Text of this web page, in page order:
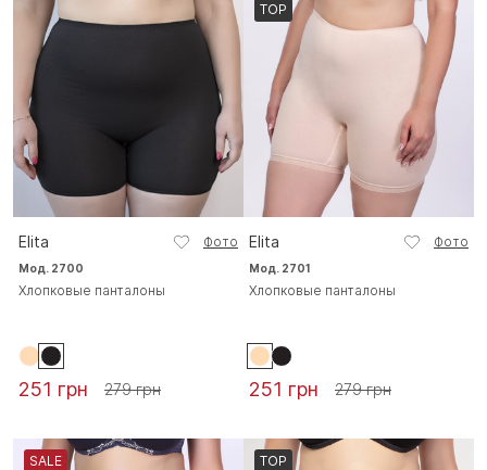
Elita Фото
Мод. 2700
Хлопковые панталоны
251 грн 279 грн
TOP
Elita Фото
Мод. 2701
Хлопковые панталоны
251 грн 279 грн
SALE TOP